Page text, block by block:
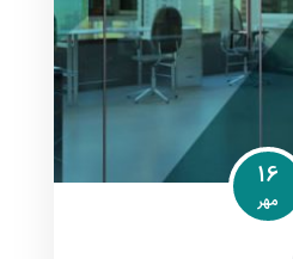
16
مهر